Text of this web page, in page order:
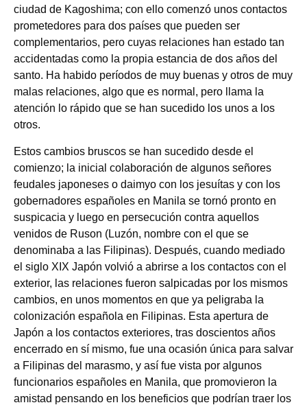
ciudad de Kagoshima; con ello comenzó unos contactos
prometedores para dos países que pueden ser
complementarios, pero cuyas relaciones han estado tan
accidentadas como la propia estancia de dos años del
santo. Ha habido períodos de muy buenas y otros de muy
malas relaciones, algo que es normal, pero llama la
atención lo rápido que se han sucedido los unos a los
otros.
Estos cambios bruscos se han sucedido desde el
comienzo; la inicial colaboración de algunos señores
feudales japoneses o daimyo con los jesuítas y con los
gobernadores españoles en Manila se tornó pronto en
suspicacia y luego en persecución contra aquellos
venidos de Ruson (Luzón, nombre con el que se
denominaba a las Filipinas). Después, cuando mediado
el siglo XIX Japón volvió a abrirse a los contactos con el
exterior, las relaciones fueron salpicadas por los mismos
cambios, en unos momentos en que ya peligraba la
colonización española en Filipinas. Esta apertura de
Japón a los contactos exteriores, tras doscientos años
encerrado en sí mismo, fue una ocasión única para salvar
a Filipinas del marasmo, y así fue vista por algunos
funcionarios españoles en Manila, que promovieron la
amistad pensando en los beneficios que podrían traer los